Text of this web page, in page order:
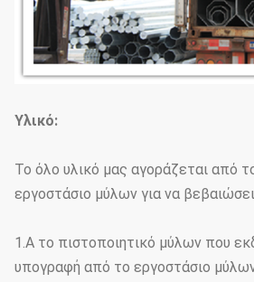
Υλικό:
Το όλο υλικό μας αγοράζεται από
εργοστάσιο μύλων για να
1.A το πιστοποιητικό μύλων που
υπογραφή από το εργοστάσιο